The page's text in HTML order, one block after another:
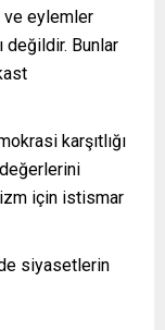
ve eylemler
değildir. Bunlar
karşıtlığı
için istismar
siyasetlerin